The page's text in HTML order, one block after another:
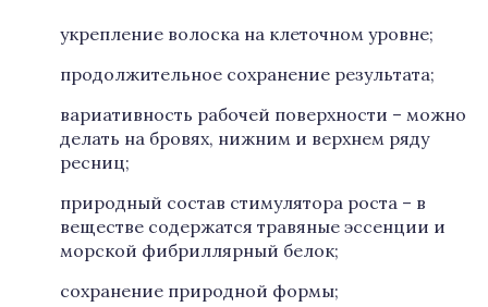
укрепление волоска на клеточном уровне;
продолжительное сохранение результата;
вариативность рабочей поверхности – можно
делать на бровях, нижним и верхнем ряду
ресниц;
природный состав стимулятора роста – в
веществе содержатся травяные эссенции и
морской фибриллярный белок;
сохранение природной формы;